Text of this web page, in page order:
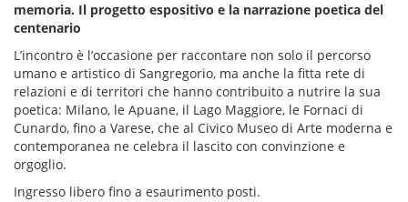
memoria. Il progetto espositivo e la narrazione poetica del
centenario
L’incontro è l’occasione per raccontare non solo il percorso
umano e artistico di Sangregorio, ma anche la fitta rete di
relazioni e di territori che hanno contribuito a nutrire la sua
poetica: Milano, le Apuane, il Lago Maggiore, le Fornaci di
Cunardo, fino a Varese, che al Civico Museo di Arte moderna e
contemporanea ne celebra il lascito con convinzione e
orgoglio.
Ingresso libero fino a esaurimento posti.